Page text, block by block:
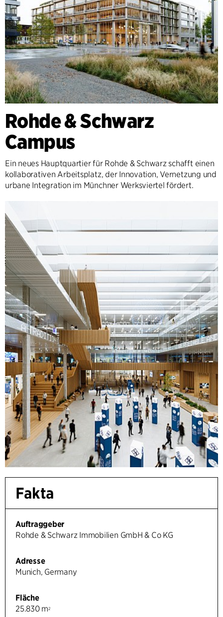
Rohde & Schwarz
Campus
Ein neues Hauptquartier für Rohde & Schwarz schafft einen
kollaborativen Arbeitsplatz, der Innovation, Vernetzung und
urbane Integration im Münchner Werksviertel fördert.
Fakta
Auftraggeber
Rohde & Schwarz Immobilien GmbH & Co KG
Adresse
Munich, Germany
Fläche
25.830 m2